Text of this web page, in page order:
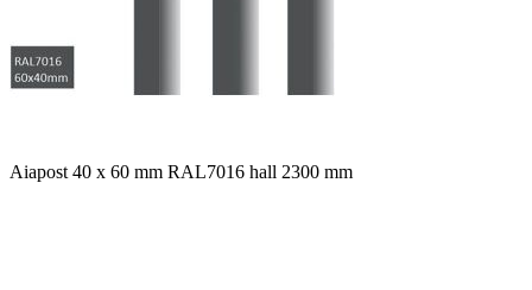
Aiapost 40 x 60 mm RAL7016 hall 2300 mm